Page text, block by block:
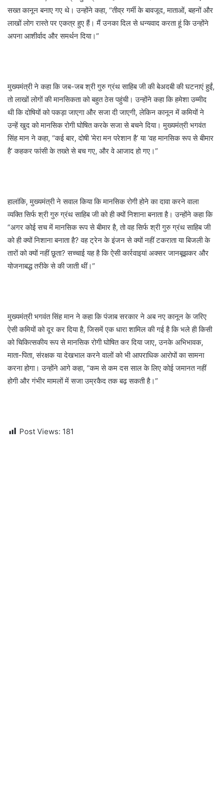
सख्त कानून बनाए गए थे। उन्होंने कहा, “तीव्र गर्मी के बावजूद, माताओं, बहनों और
लाखों लोग रास्ते पर एकत्र हुए हैं। मैं उनका दिल से धन्यवाद करता हूं कि उन्होंने
अपना आशीर्वाद और समर्थन दिया।”
मुख्यमंत्री ने कहा कि जब-जब श्री गुरु ग्रंथ साहिब जी की बेअदबी की घटनाएं हुईं,
तो लाखों लोगों की मानसिकता को बहुत ठेस पहुंची। उन्होंने कहा कि हमेशा उम्मीद
थी कि दोषियों को पकड़ा जाएगा और सजा दी जाएगी, लेकिन कानून में कमियों ने
उन्हें खुद को मानसिक रोगी घोषित करके सजा से बचने दिया। मुख्यमंत्री भगवंत
सिंह मान ने कहा, “कई बार, दोषी ‘मेरा मन परेशान है’ या ‘वह मानसिक रूप से बीमार
है’ कहकर फांसी के तख्ते से बच गए, और वे आजाद हो गए।”
हालांकि, मुख्यमंत्री ने सवाल किया कि मानसिक रोगी होने का दावा करने वाला
व्यक्ति सिर्फ श्री गुरु ग्रंथ साहिब जी को ही क्यों निशाना बनाता है। उन्होंने कहा कि
“अगर कोई सच में मानसिक रूप से बीमार है, तो वह सिर्फ श्री गुरु ग्रंथ साहिब जी
को ही क्यों निशाना बनाता है? वह ट्रेन के इंजन से क्यों नहीं टकराता या बिजली के
तारों को क्यों नहीं छूता? सच्चाई यह है कि ऐसी कार्रवाइयां अक्सर जानबूझकर और
योजनाबद्ध तरीके से की जाती थीं।”
मुख्यमंत्री भगवंत सिंह मान ने कहा कि पंजाब सरकार ने अब नए कानून के जरिए
ऐसी कमियों को दूर कर दिया है, जिसमें एक धारा शामिल की गई है कि भले ही किसी
को चिकित्सकीय रूप से मानसिक रोगी घोषित कर दिया जाए, उनके अभिभावक,
माता-पिता, संरक्षक या देखभाल करने वालों को भी आपराधिक आरोपों का सामना
करना होगा। उन्होंने आगे कहा, “कम से कम दस साल के लिए कोई जमानत नहीं
होगी और गंभीर मामलों में सजा उम्रकैद तक बढ़ सकती है।”
Post Views: 181